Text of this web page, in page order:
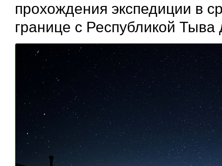
прохождения экспедиции в
границе с Республикой